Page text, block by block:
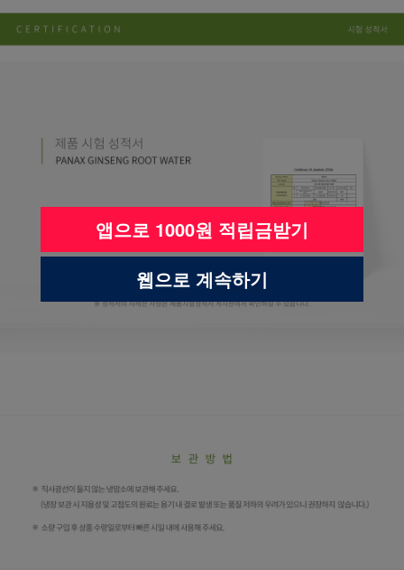
앱으로 1000원 적립금받기
웹으로 계속하기